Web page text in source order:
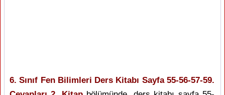
6. Sınıf Fen Bilimleri Ders Kitabı Sayfa 55-56-57-59.